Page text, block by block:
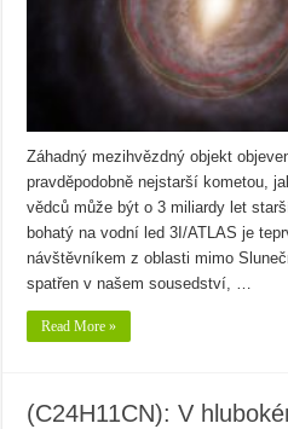
Záhadný mezihvězdný objekt
pravděpodobně nejstarší kometou,
vědců může být o 3 miliardy let
bohatý na vodní led 3I/ATLAS je
návštěvníkem z oblasti mimo
spatřen v našem sousedství, …
Read More »
(C24H11CN): V